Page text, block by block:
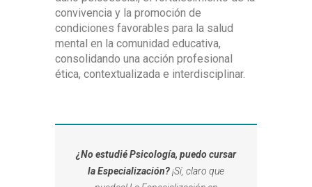
convivencia y la promoción de
condiciones favorables para la salud
mental en la comunidad educativa,
consolidando una acción profesional
ética, contextualizada e interdisciplinar.
¿No estudié Psicología, puedo cursar
la Especialización?¡Sí, claro que